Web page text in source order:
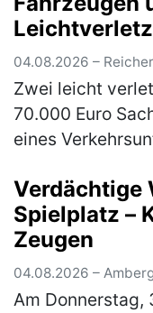
04.08.2026 –
Zwei leicht
70.000 Euro
eines
Montagabend
(mehr)
Verdächtige
Spielplatz –
Zeugen
04.08.2026 – Amberg
Am Donnerstag,